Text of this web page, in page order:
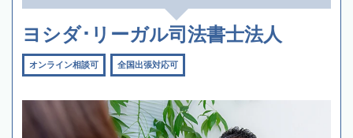
ヨシダ･リーガル司法書士法人
オンライン相談可 全国出張対応可